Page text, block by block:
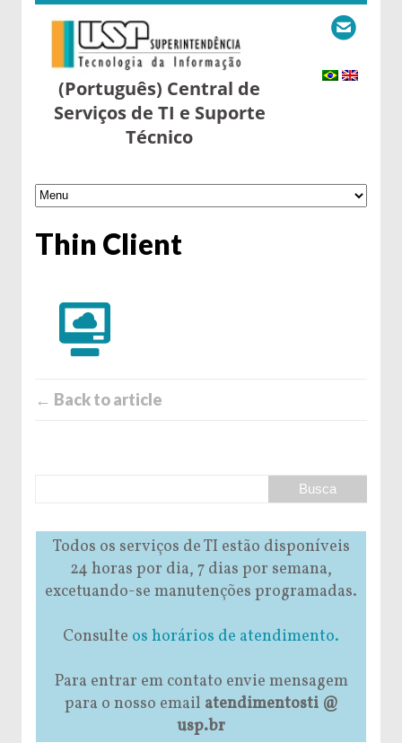
(Português) Central de
Serviços de TI e Suporte
Técnico
Thin Client
← Back to article
Todos os serviços de TI estão disponíveis
24 horas por dia, 7 dias por semana,
excetuando-se manutenções programadas.
Consulte os horários de atendimento.
Para entrar em contato envie mensagem
para o nosso email atendimentosti @
usp.br